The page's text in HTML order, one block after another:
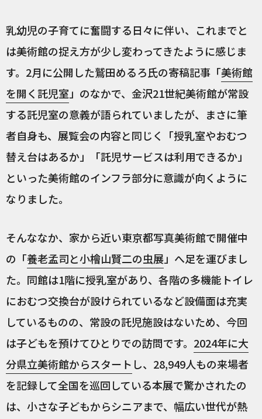
乳幼児の子育てに奮闘する日々に伴い、これまでと
は美術館の捉え方が少し変わってきたように感じま
す。2月に公開した鷲田めるろ氏の寄稿記事「美術館
を開く託児室 」のなかで、金沢21世紀美術館が常設
する託児室の意義が語られていましたが、まさに筆
者自身も、展覧会の内容と同じく「授乳室やおむつ
替え台はあるか」「託児サービスは利用できるか」
といった美術館のインフラ部分に意識が向くように
なりました。
そんななか、家から近い東京都写真美術館で開催中
の「養老孟司と小檜山賢二の虫展」へ足を運びまし
た。同館は1階に授乳室があり、各階の多機能トイレ
におむつ交換台が設けられているなど設備面は充実
しているものの、常設の託児施設はないため、今回
は子どもを預けてひとりでの訪問です。 2024年に大
分県立美術館からスタート し、28,949人もの来場者
を記録して全国を巡回している本展で驚かされたの
は、小さな子どもからシニアまで、幅広い世代が熱